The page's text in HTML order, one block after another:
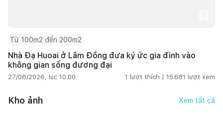
Từ 100m2 đến 200m2
Nhà Đạ Huoai ở Lâm Đồng đưa ký ức gia đình vào
không gian sống đương đại
27/06/2026, lúc 10:00 1 lượt thích | 15.681 lượt xem
Kho ảnh Xem tất cả